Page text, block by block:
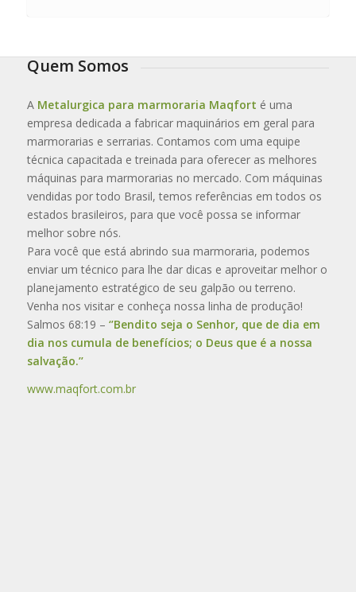
Quem Somos
A Metalurgica para marmoraria Maqfort é uma
empresa dedicada a fabricar maquinários em geral para
marmorarias e serrarias. Contamos com uma equipe
técnica capacitada e treinada para oferecer as melhores
máquinas para marmorarias no mercado. Com máquinas
vendidas por todo Brasil, temos referências em todos os
estados brasileiros, para que você possa se informar
melhor sobre nós.
Para você que está abrindo sua marmoraria, podemos
enviar um técnico para lhe dar dicas e aproveitar melhor o
planejamento estratégico de seu galpão ou terreno.
Venha nos visitar e conheça nossa linha de produção!
Salmos 68:19 – ‘’Bendito seja o Senhor, que de dia em
dia nos cumula de benefícios; o Deus que é a nossa
salvação.’’
www.maqfort.com.br